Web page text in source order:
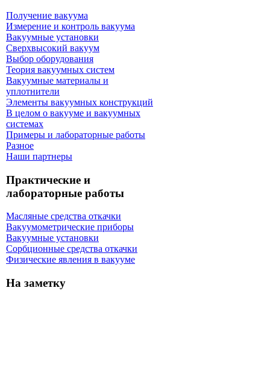
Получение вакуума
Измерение и контроль вакуума
Вакуумные установки
Сверхвысокий вакуум
Выбор оборудования
Теория вакуумных систем
Вакуумные материалы и
уплотнители
Элементы вакуумных конструкций
В целом о вакууме и вакуумных
системах
Примеры и лабораторные работы
Разное
Наши партнеры
Практические и
лабораторные работы
Масляные средства откачки
Вакуумометрические приборы
Вакуумные установки
Сорбционные средства откачки
Физические явления в вакууме
На заметку